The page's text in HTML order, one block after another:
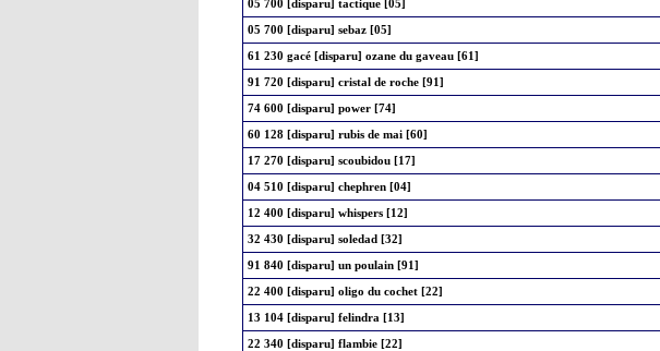
05 700 [disparu] tactique [05]
05 700 [disparu] sebaz [05]
61 230 gacé [disparu] ozane du gaveau [61]
91 720 [disparu] cristal de roche [91]
74 600 [disparu] power [74]
60 128 [disparu] rubis de mai [60]
17 270 [disparu] scoubidou [17]
04 510 [disparu] chephren [04]
12 400 [disparu] whispers [12]
32 430 [disparu] soledad [32]
91 840 [disparu] un poulain [91]
22 400 [disparu] oligo du cochet [22]
13 104 [disparu] felindra [13]
22 340 [disparu] flambie [22]